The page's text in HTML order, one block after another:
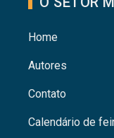
Home
Autores
Contato
Calendário de